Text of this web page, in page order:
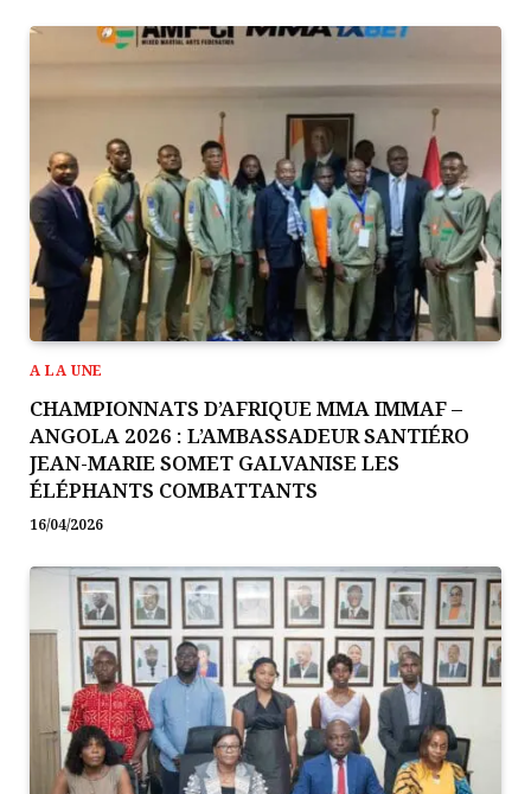
A LA UNE
CHAMPIONNATS D’AFRIQUE MMA IMMAF –
ANGOLA 2026 : L’AMBASSADEUR SANTIÉRO
JEAN-MARIE SOMET GALVANISE LES
ÉLÉPHANTS COMBATTANTS
16/04/2026